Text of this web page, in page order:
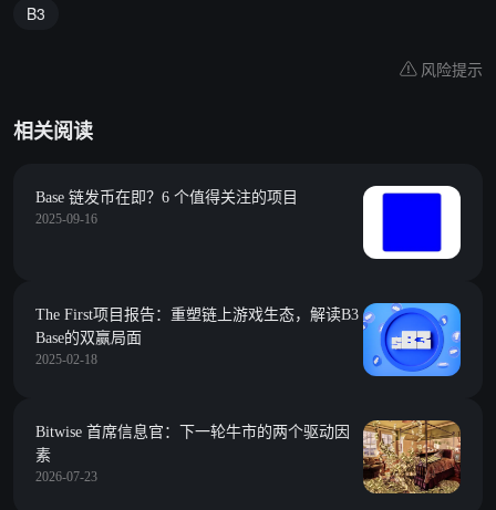
B3
风险提示
相关阅读
Base 链发币在即？6 个值得关注的项目
2025-09-16
The First项目报告：重塑链上游戏生态，解读B3
Base的双赢局面
2025-02-18
Bitwise 首席信息官：下一轮牛市的两个驱动因
素
2026-07-23